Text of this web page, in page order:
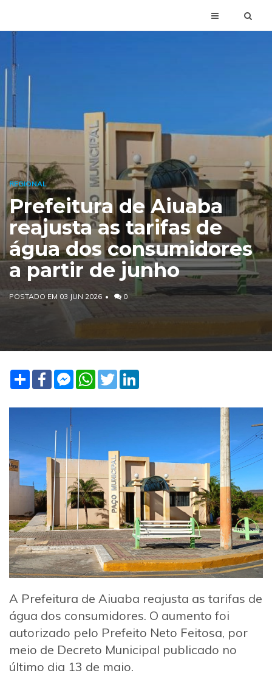
REGIONAL
Prefeitura de Aiuaba
reajusta as tarifas de
água dos consumidores
a partir de junho
POSTADO EM 03 JUN 2026 0
Share FacebookFacebook
Messenger
WhatsApp
Twitter
A Prefeitura de Aiuaba reajusta as tarifas de
água dos consumidores. O aumento foi
autorizado pelo Prefeito Neto Feitosa, por
meio de Decreto Municipal publicado no
último dia 13 de maio.